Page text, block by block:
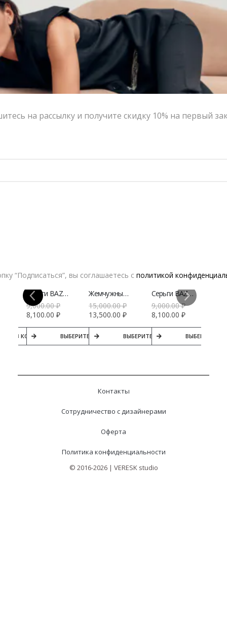
Оформление заказа
Возврат и обмен
РАЗМЕР One size
В КОРЗИНУ
В КОРЗИНУ
Серьги BAZHEN Дейзи | VERESK studio
9,000.00₽
8,100.00 ₽
ВЫБЕРИТЕ ПАРАМЕТРЫ
Жемчужный чокер BAZHEN | VERESK studio
15,000.00₽
13,500.00₽
ВЫБЕРИТЕ ПАРАМЕТРЫ
Серьги BAZHEN Ладья | VERESK studio
9,000.00₽
8,100.00 ₽
ВЫБЕРИТЕ
Контакты
Сотрудничество с дизайнерами
Оферта
Политика конфиденциальности
© 2016-2026 | VERESK studio
на рассылку и получите скидку 10% на первый
“Подписаться”, вы соглашаетесь с политикой